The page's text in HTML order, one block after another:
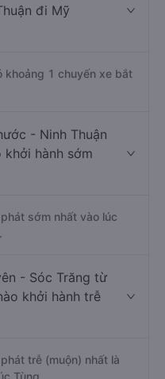
đi Mỹ
khoảng 1 chuyến xe bắt
- Ninh Thuận
khởi hành sớm
sớm nhất vào lúc
- Sóc Trăng từ
khởi hành trễ
trễ (muộn) nhất là
Tùng.